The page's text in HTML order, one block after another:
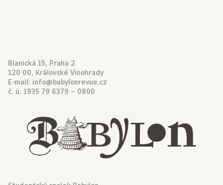
Blanická 15, Praha 2
120 00, Královské Vinohrady
E-mail: info@babylonrevue.cz
č. ú. 1935 79 6379 – 0800